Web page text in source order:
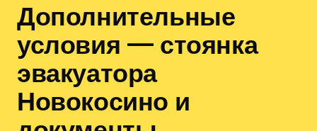
Дополнительные
условия — стоянка
эвакуатора
Новокосино и